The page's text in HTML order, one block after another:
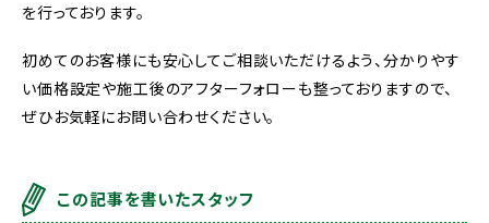
を行っております。
初めてのお客様にも安心してご相談いただけるよう、分かりやす
い価格設定や施工後のアフターフォローも整っておりますので、
ぜひお気軽にお問い合わせください。
この記事を書いたスタッフ